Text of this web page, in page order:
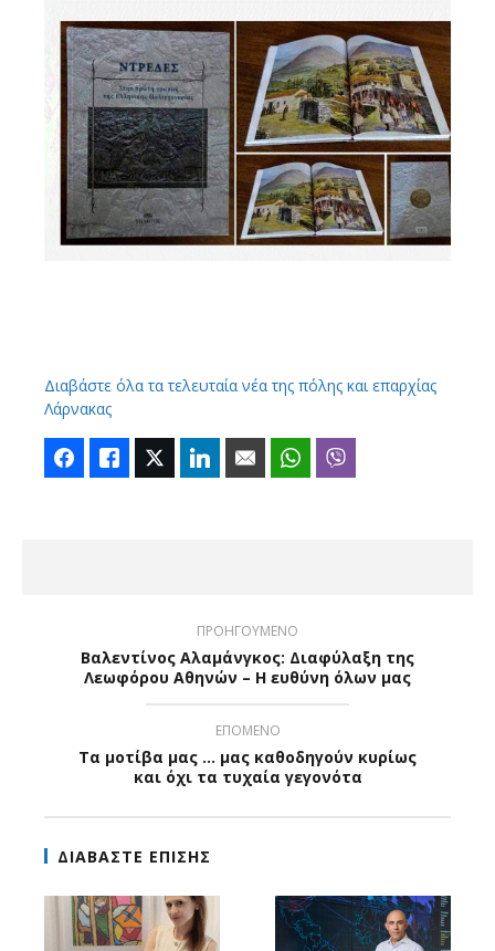
Διαβάστε όλα τα τελευταία νέα της πόλης και επαρχίας
Λάρνακας
FacebookLike Twitter LinkedIn Email WhatsApp
ΠΡΟΗΓΟΥΜΕΝΟ
Βαλεντίνος Αλαμάνγκος: Διαφύλαξη της
Λεωφόρου Αθηνών – Η ευθύνη όλων μας
ΕΠΟΜΕΝΟ
Τα μοτίβα μας ... μας καθοδηγούν κυρίως
και όχι τα τυχαία γεγονότα
ΔΙΑΒΑΣΤΕ ΕΠΙΣΗΣ